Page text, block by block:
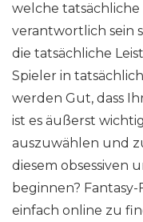
welche
verantwortlich sein
die tatsächliche
Spieler in
werden Gut, dass
ist es äußerst
auszuwählen und
diesem obsessiven
beginnen?
einfach online zu